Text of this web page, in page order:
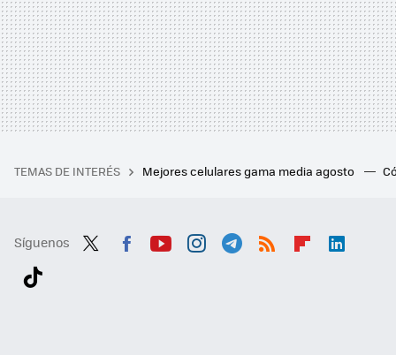
TEMAS DE INTERÉS Mejores celulares gama media agosto
Síguenos